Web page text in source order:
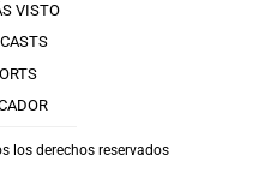
VISTO
los derechos reservados